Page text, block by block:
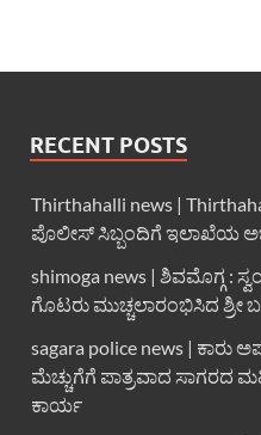
RECENT POSTS
Thirthahalli news |
ಪೊಲೀಸ್ ಸಿಬ್ಬಂದಿಗೆ ಇಲಾಖೆಯ
shimoga news | ಶಿವಮೊಗ್ಗ :
ಗೊಟರು ಮುಚ್ಚಲಾರಂಭಿಸಿದ ಶ್ರೀ
sagara police news |
ಮೆಚ್ಚುಗೆಗೆ ಪಾತ್ರವಾದ
ಕಾರ್ಯ